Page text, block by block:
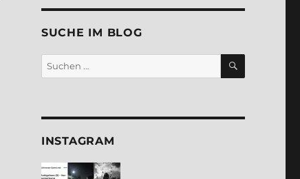
SUCHE IM BLOG
Suchen
nach:
SUCHEN
INSTA­GRAM